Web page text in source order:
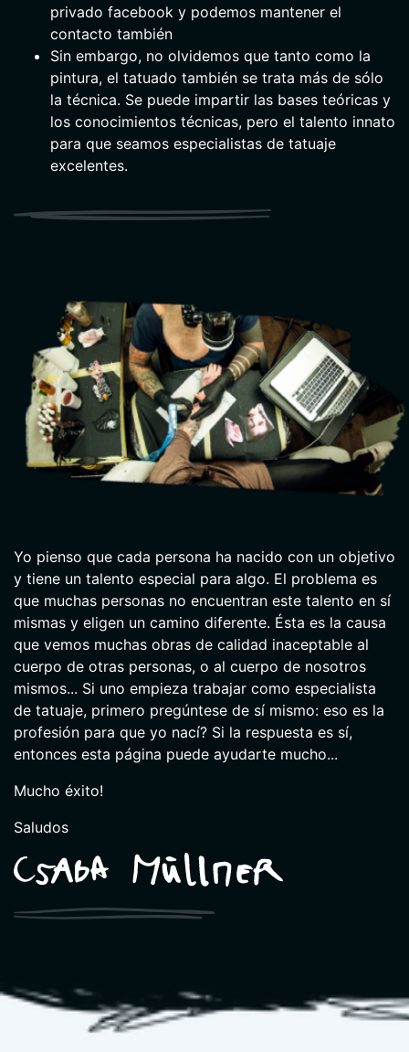
privado facebook y podemos mantener el
contacto también
Sin embargo, no olvidemos que tanto como la
pintura, el tatuado también se trata más de sólo
la técnica. Se puede impartir las bases teóricas y
los conocimientos técnicas, pero el talento innato
para que seamos especialistas de tatuaje
excelentes.
Yo pienso que cada persona ha nacido con un objetivo
y tiene un talento especial para algo. El problema es
que muchas personas no encuentran este talento en sí
mismas y eligen un camino diferente. Ésta es la causa
que vemos muchas obras de calidad inaceptable al
cuerpo de otras personas, o al cuerpo de nosotros
mismos... Si uno empieza trabajar como especialista
de tatuaje, primero pregúntese de sí mismo: eso es la
profesión para que yo nací? Si la respuesta es sí,
entonces esta página puede ayudarte mucho...
Mucho éxito!
Saludos